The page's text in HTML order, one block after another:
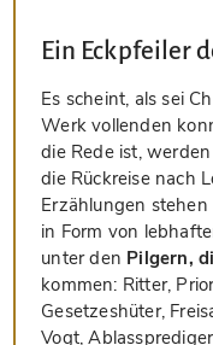
Ein Eckpfeiler
Es scheint, als sei
Werk vollenden
die Rede ist,
die Rückreise nach
Erzählungen
in Form von
unter den Pilgern,
kommen: Ritter,
Gesetzeshüter,
Vogt,